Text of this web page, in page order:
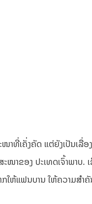
າທີ່ເຄັ່ງຄັດ ແຕ່ຍັງເປັນເລື່
ໜາຂອງ ປະເທດເຈົ້າພາບ.
ໃຫ້ແຟນບານ ໃຫ້ຄວາມສຳຄັ